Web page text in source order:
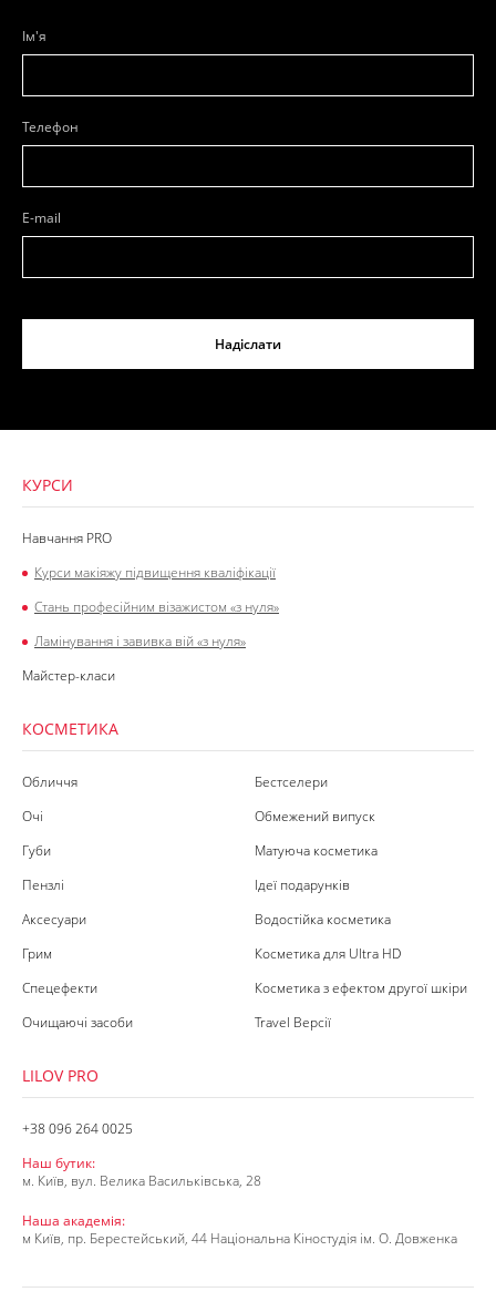
Ім'я
Телефон
E-mail
Надіслати
КУРСИ
Навчання PRO
Курси макіяжу підвищення кваліфікації
Стань професійним візажистом «з нуля»
Ламінування і завивка вій «з нуля»
Майстер-класи
КОСМЕТИКА
Обличчя
Очі
Губи
Пензлі
Аксесуари
Грим
Спецефекти
Очищаючі засоби
Бестселери
Обмежений випуск
Матуюча косметика
Ідеї подарунків
Водостійка косметика
Косметика для Ultra HD
Косметика з ефектом другої шкіри
Travel Версії
LILOV PRO
+38 096 264 0025
Наш бутик:
м. Київ, вул. Велика Васильківська, 28
Наша академія:
м Київ, пр. Берестейський, 44 Національна Кіностудія ім. О. Довженка